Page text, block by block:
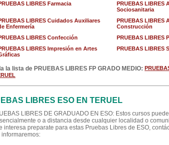
LIBRES Farmacia
PRUEBAS LIBRES
Sociosanitaria
LIBRES Cuidados Auxiliares
Enfermería
PRUEBAS LIBRES
Construcción
LIBRES Confección
PRUEBAS LIBRES
LIBRES Impresión en Artes
PRUEBAS LIBRES
la lista de PRUEBAS LIBRES FP GRADO MEDIO:
LIBRES ESO EN TERUEL
LIBRES DE GRADUADO EN ESO: Estos cursos
o a distancia desde cualquier localidad o
interesa preparate para estas Pruebas Libres de ESO,
informaremos: